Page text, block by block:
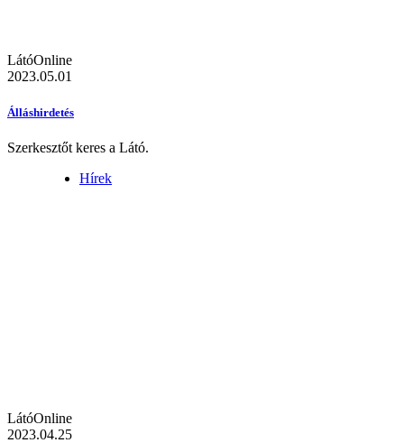
LátóOnline
2023.05.01
Álláshirdetés
Szerkesztőt keres a Látó.
Hírek
LátóOnline
2023.04.25